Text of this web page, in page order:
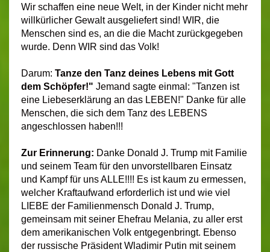
Wir schaffen eine neue Welt, in der Kinder nicht mehr
willkürlicher Gewalt ausgeliefert sind! WIR, die
Menschen sind es, an die die Macht zurückgegeben
wurde. Denn WIR sind das Volk!
Darum: Tanze den Tanz deines Lebens mit Gott
dem Schöpfer!" Jemand sagte einmal: "Tanzen ist
eine Liebeserklärung an das LEBEN!" Danke für alle
Menschen, die sich dem Tanz des LEBENS
angeschlossen haben!!!
Zur Erinnerung: Danke Donald J. Trump mit Familie
und seinem Team für den unvorstellbaren Einsatz
und Kampf für uns ALLE!!!! Es ist kaum zu ermessen,
welcher Kraftaufwand erforderlich ist und wie viel
LIEBE der Familienmensch Donald J. Trump,
gemeinsam mit seiner Ehefrau Melania, zu aller erst
dem amerikanischen Volk entgegenbringt. Ebenso
der russische Präsident Wladimir Putin mit seinem